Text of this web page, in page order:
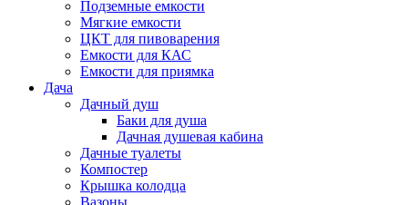
Подземные емкости
Мягкие емкости
ЦКТ для пивоварения
Емкости для КАС
Емкости для приямка
Дача
Дачный душ
Баки для душа
Дачная душевая кабина
Дачные туалеты
Компостер
Крышка колодца